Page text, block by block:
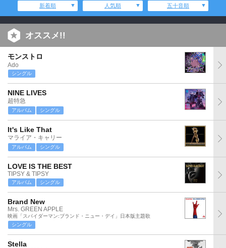
新着順 人気順 五十音順
オススメ!!
モンストロ
Ado
シングル
NINE LIVES
超特急
アルバム シングル
It's Like That
マライア・キャリー
アルバム シングル
LOVE IS THE BEST
TIPSY & TIPSY
アルバム シングル
Brand New
Mrs. GREEN APPLE
映画「スパイダーマン:ブランド・ニュー・デイ」日本版主題歌
シングル
Stella